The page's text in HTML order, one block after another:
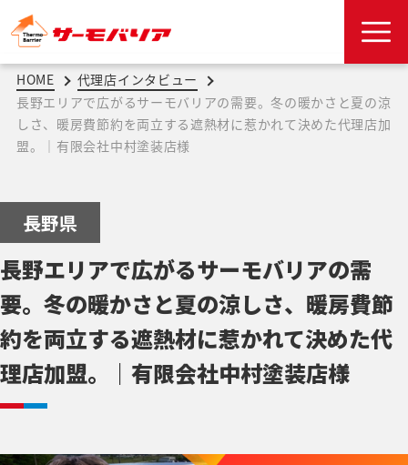
HOME
代理店インタビュー
長野エリアで広がるサーモバリアの需要。冬の暖かさと夏の涼
しさ、暖房費節約を両立する遮熱材に惹かれて決めた代理店加
盟。｜有限会社中村塗装店様
長野県
長野エリアで広がるサーモバリアの需
要。冬の暖かさと夏の涼しさ、暖房費節
約を両立する遮熱材に惹かれて決めた代
理店加盟。｜有限会社中村塗装店様